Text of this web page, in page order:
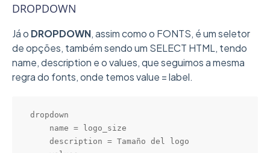
DROPDOWN
Já o DROPDOWN, assim como o FONTS, é um seletor
de opções, também sendo um SELECT HTML, tendo
name, description e o values, que seguimos a mesma
regra do fonts, onde temos value = label.
dropdown